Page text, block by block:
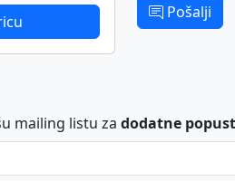
Pošalji
mailing listu za dodatne